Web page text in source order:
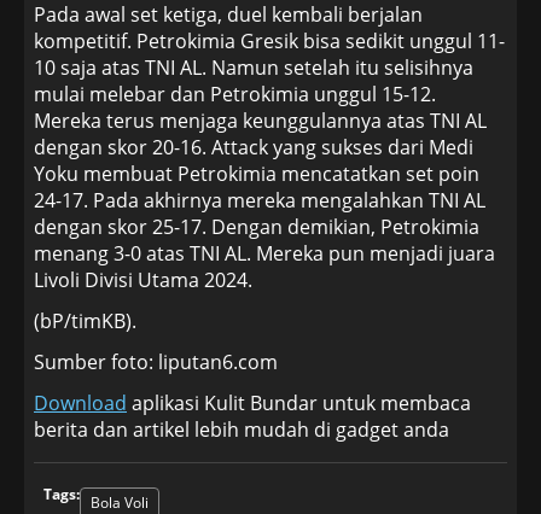
Pada awal set ketiga, duel kembali berjalan
kompetitif. Petrokimia Gresik bisa sedikit unggul 11-
10 saja atas TNI AL. Namun setelah itu selisihnya
mulai melebar dan Petrokimia unggul 15-12.
Mereka terus menjaga keunggulannya atas TNI AL
dengan skor 20-16. Attack yang sukses dari Medi
Yoku membuat Petrokimia mencatatkan set poin
24-17. Pada akhirnya mereka mengalahkan TNI AL
dengan skor 25-17. Dengan demikian, Petrokimia
menang 3-0 atas TNI AL. Mereka pun menjadi juara
Livoli Divisi Utama 2024.
(bP/timKB).
Sumber foto: liputan6.com
Download aplikasi Kulit Bundar untuk membaca
berita dan artikel lebih mudah di gadget anda
Tags: Bola Voli